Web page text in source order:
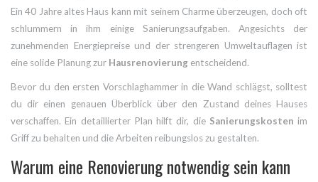
Ein 40 Jahre altes Haus kann mit seinem Charme überzeugen, doch oft
schlummern in ihm einige Sanierungsaufgaben. Angesichts der
zunehmenden Energiepreise und der strengeren Umweltauflagen ist
eine solide Planung zur Hausrenovierung entscheidend.
Bevor du den ersten Vorschlaghammer in die Wand schlägst, solltest
du dir einen genauen Überblick über den Zustand deines Hauses
verschaffen. Ein detaillierter Plan hilft dir, die Sanierungskosten im
Griff zu behalten und die Arbeiten reibungslos zu gestalten.
Warum eine Renovierung notwendig sein kann